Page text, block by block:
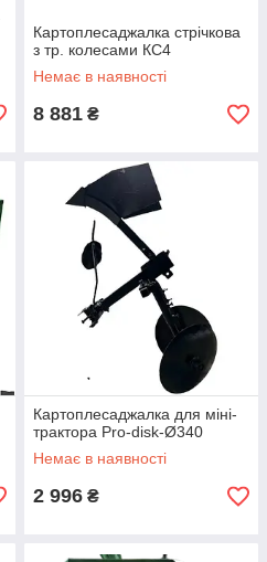
Картоплесаджалка стрічкова
з тр. колесами КС4
Немає в наявності
8 881 ₴
Картоплесаджалка для міні-
трактора Pro-disk-Ø340
Немає в наявності
2 996 ₴